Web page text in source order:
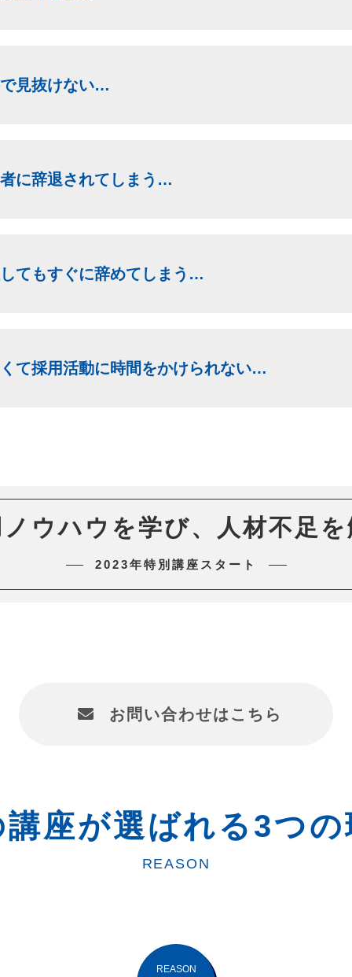
見抜けない…
に辞退されてしまう…
てもすぐに辞めてしまう…
て採用活動に時間をかけられない…
ウハウを学び、人材不足
2023年特別講座スタート
お問い合わせはこちら
講座が選ばれる3つの
REASON
REASON